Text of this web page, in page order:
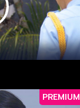
PREMIUM